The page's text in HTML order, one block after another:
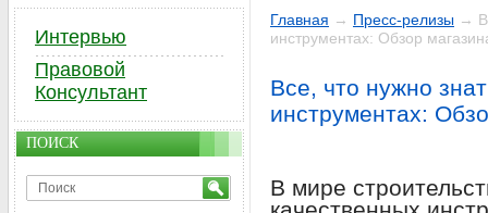
Главная → Пресс-релизы →
инструментах: Обзор
Все, что нужно
инструментах:
В мире
Интервью
Правовой
Консультант
ПОИСК